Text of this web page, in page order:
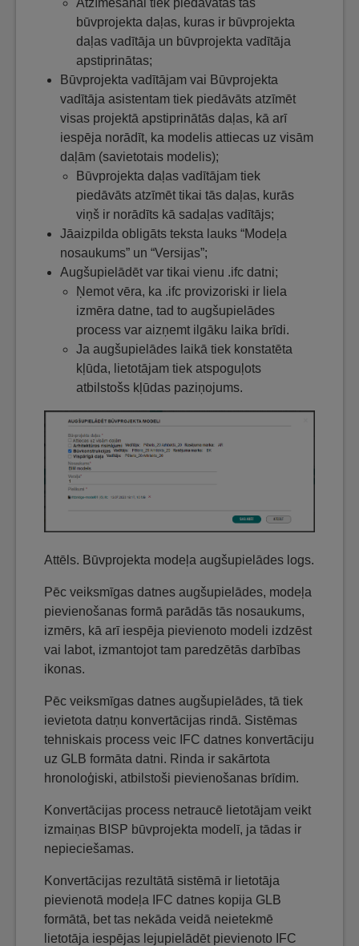
Atzīmēšanai tiek piedāvātas tās
būvprojekta daļas, kuras ir būvprojekta
daļas vadītāja un būvprojekta vadītāja
apstiprinātas;
Būvprojekta vadītājam vai Būvprojekta
vadītāja asistentam tiek piedāvāts atzīmēt
visas projektā apstiprinātās daļas, kā arī
iespēja norādīt, ka modelis attiecas uz visām
daļām (savietotais modelis);
Būvprojekta daļas vadītājam tiek
piedāvāts atzīmēt tikai tās daļas, kurās
viņš ir norādīts kā sadaļas vadītājs;
Jāaizpilda obligāts teksta lauks “Modeļa
nosaukums” un “Versijas”;
Augšupielādēt var tikai vienu .ifc datni;
Ņemot vēra, ka .ifc provizoriski ir liela
izmēra datne, tad to augšupielādes
process var aizņemt ilgāku laika brīdi.
Ja augšupielādes laikā tiek konstatēta
kļūda, lietotājam tiek atspoguļots
atbilstošs kļūdas paziņojums.
Attēls. Būvprojekta modeļa augšupielādes logs.
Pēc veiksmīgas datnes augšupielādes, modeļa
pievienošanas formā parādās tās nosaukums,
izmērs, kā arī iespēja pievienoto modeli izdzēst
vai labot, izmantojot tam paredzētās darbības
ikonas.
Pēc veiksmīgas datnes augšupielādes, tā tiek
ievietota datņu konvertācijas rindā. Sistēmas
tehniskais process veic IFC datnes konvertāciju
uz GLB formāta datni. Rinda ir sakārtota
hronoloģiski, atbilstoši pievienošanas brīdim.
Konvertācijas process netraucē lietotājam veikt
izmaiņas BISP būvprojekta modelī, ja tādas ir
nepieciešamas.
Konvertācijas rezultātā sistēmā ir lietotāja
pievienotā modeļa IFC datnes kopija GLB
formātā, bet tas nekāda veidā neietekmē
lietotāja iespējas lejupielādēt pievienoto IFC